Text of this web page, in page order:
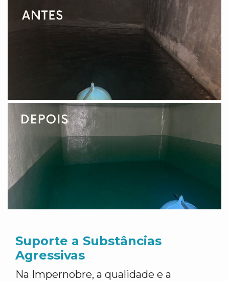
Suporte a Substâncias
Agressivas
Na Impernobre, a qualidade e a